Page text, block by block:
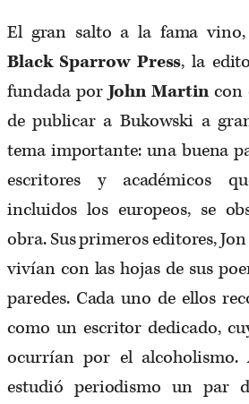
El gran salto a la fama
Black Sparrow Press, la
fundada porJohn Martincon
de publicar a Bukowski a
tema importante: una buena
escritores y académicos
incluidos los europeos, se
obra. Sus primeros editores,
vivían con las hojas de sus
paredes. Cada uno de ellos
como un escritor dedicado,
ocurrían por el alcoholismo.
estudió periodismo un par